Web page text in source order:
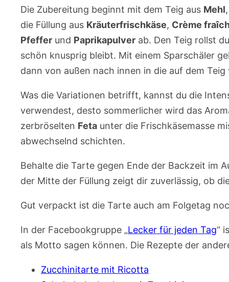
Die Zubereitung beginnt mit dem Teig aus Mehl
die Füllung aus Kräuterfrischkäse, Crème
Pfeffer und Paprikapulver ab. Den Teig rollst
schön knusprig bleibt. Mit einem Sparschäler
dann von außen nach innen in die auf dem
Was die Variationen betrifft, kannst du die
verwendest, desto sommerlicher wird das
zerbröselten Feta unter die Frischkäsemasse
abwechselnd schichten.
Behalte die Tarte gegen Ende der Backzeit im
der Mitte der Füllung zeigt dir zuverlässig, ob
Gut verpackt ist die Tarte auch am Folgetag
In der Facebookgruppe „Lecker für jeden Tag“
als Motto sagen können. Die Rezepte der
Zucchinitarte mit Ricotta